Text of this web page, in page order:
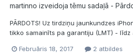
martinno izveidoja tēmu sadaļā -
PĀRDOTS! Uz tirdziņu jaunkundzes
tikko samainīts pa garantiju (LMT) -
LMT garantija līdz 2017.gada
Februāris 18, 2017 2 atbildes